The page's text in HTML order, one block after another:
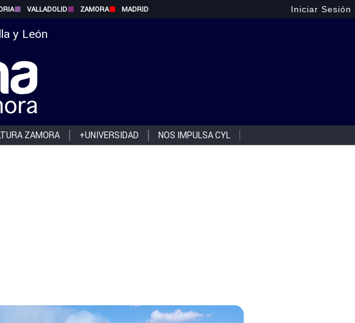
VALLADOLID ZAMORA MADRID Iniciar Sesión
y León
ZAMORA +UNIVERSIDAD NOS IMPULSA CYL